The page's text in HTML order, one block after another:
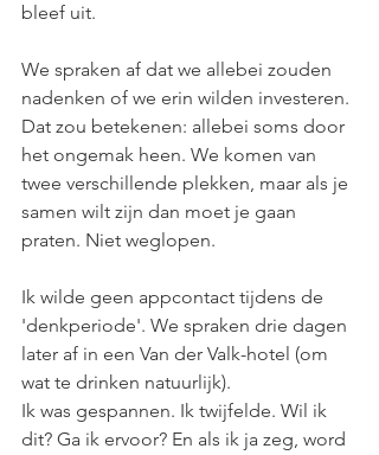
bleef uit.
We spraken af dat we allebei zouden
nadenken of we erin wilden investeren.
Dat zou betekenen: allebei soms door
het ongemak heen. We komen van
twee verschillende plekken, maar als je
samen wilt zijn dan moet je gaan
praten. Niet weglopen.
Ik wilde geen appcontact tijdens de
'denkperiode'. We spraken drie dagen
later af in een Van der Valk-hotel (om
wat te drinken natuurlijk).
Ik was gespannen. Ik twijfelde. Wil ik
dit? Ga ik ervoor? En als ik ja zeg, word